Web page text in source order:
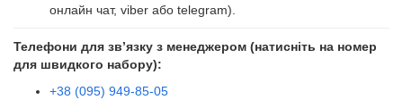
онлайн чат, viber або telegram).
Телефони для зв’язку з менеджером (натисніть на номер
для швидкого набору):
+38 (095) 949-85-05